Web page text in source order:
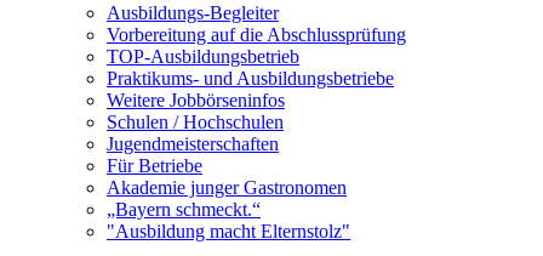
Ausbildungs-Begleiter
Vorbereitung auf die Abschlussprüfung
TOP-Ausbildungsbetrieb
Praktikums- und Ausbildungsbetriebe
Weitere Jobbörseninfos
Schulen / Hochschulen
Jugendmeisterschaften
Für Betriebe
Akademie junger Gastronomen
„Bayern schmeckt.“
"Ausbildung macht Elternstolz"